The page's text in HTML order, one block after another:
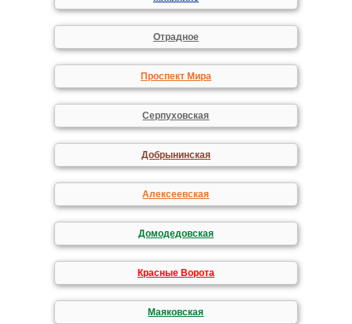
Отрадное
Проспект Мира
Серпуховская
Добрынинская
Алексеевская
Домодедовская
Красные Ворота
Маяковская